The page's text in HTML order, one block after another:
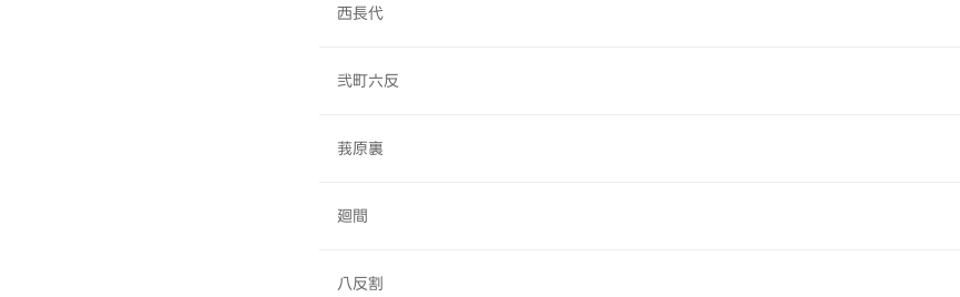
西長代
弐町六反
莪原裏
廻間
八反割